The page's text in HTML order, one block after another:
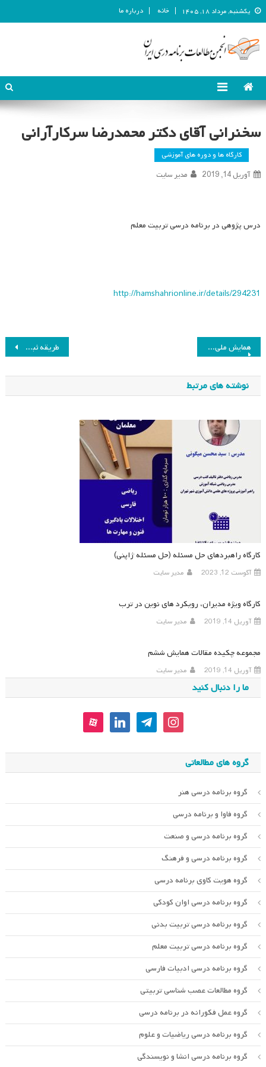
یکشنبه, مرداد ۱۸, ۱۴۰۵ خانه درباره ما
انجمن مطالعات برنامه درسی ایران
سخنرانی آقای دکتر محمدرضا سرکارآرانی
کارگاه ها و دوره های آموزشی
آوریل 14, 2019 مدیر سایت
درس پژوهی در برنامه درسی تربیت معلم
http://hamshahrionline.ir/details/294231
راهبری
نوشته
طریقه ثبت نام در همایش برنامه درسی فاصله نظر و عمل همایش ملی آموزش ۱۶ اردیبهشت دانشگاه تربیت دبیر شهید رجایی
نوشته های مرتبط
کارگاه راهبردهای حل مسئله (حل مسئله ژاپنی)
آگوست 12, 2023 مدیر سایت
کارگاه ویژه مدیران، رویکرد های نوین در ترب
آوریل 14, 2019 مدیر سایت
مجموعه چکیده مقالات همایش ششم
آوریل 14, 2019 مدیر سایت
ما را دنبال کنید
instagram
telegram
linkedin
aparat
گروه های مطالعاتی
گروه برنامه درسی هنر
گروه فاوا و برنامه درسی
گروه برنامه درسی و صنعت
گروه برنامه درسی و فرهنگ
گروه هویت کاوی برنامه درسی
گروه برنامه درسی اوان کودکی
گروه برنامه درسی تربیت بدنی
گروه برنامه درسی تربیت معلم
گروه برنامه درسی ادبیات فارسی
گروه مطالعات عصب شناسی تربیتی
گروه عمل فکورانه در برنامه درسی
گروه برنامه درسی ریاضیات و علوم
گروه برنامه درسی انشا و نویسندگی